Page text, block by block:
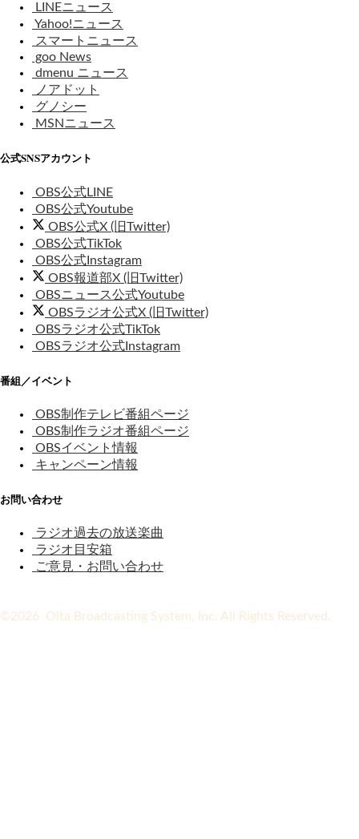
LINEニュース
Yahoo!ニュース
スマートニュース
goo News
dmenu ニュース
ノアドット
グノシー
MSNニュース
公式SNSアカウント
OBS公式LINE
OBS公式Youtube
OBS公式X (旧Twitter)
OBS公式TikTok
OBS公式Instagram
OBS報道部X (旧Twitter)
OBSニュース公式Youtube
OBSラジオ公式X (旧Twitter)
OBSラジオ公式TikTok
OBSラジオ公式Instagram
番組／イベント
OBS制作テレビ番組ページ
OBS制作ラジオ番組ページ
OBSイベント情報
キャンペーン情報
お問い合わせ
ラジオ過去の放送楽曲
ラジオ目安箱
ご意見・お問い合わせ
©2026 Oita Broadcasting System, Inc. All Rights Reserved.